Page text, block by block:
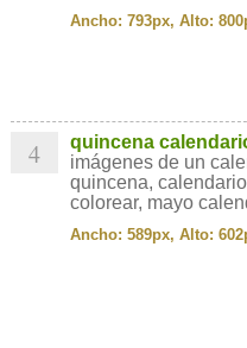
Ancho: 793px, Alto:
4
quincena
imágenes de un
quincena,
colorear, mayo
Ancho: 589px, Alto: